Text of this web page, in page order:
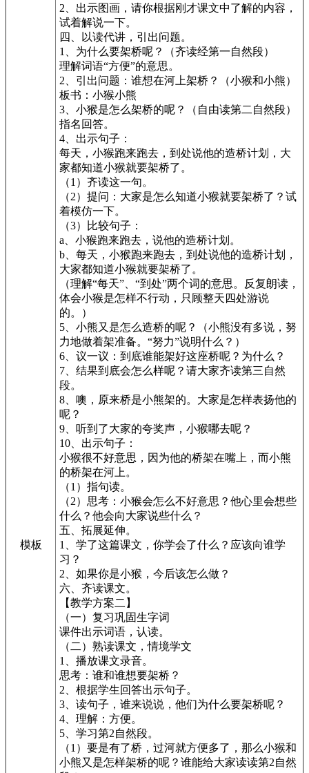
模板
2、出示图画，请你根据刚才课文中了解的内容，
试着解说一下。
四、以读代讲，引出问题。
1、为什么要架桥呢？（齐读经第一自然段）
理解词语“方便”的意思。
2、引出问题：谁想在河上架桥？（小猴和小熊）
板书：小猴小熊
3、小猴是怎么架桥的呢？（自由读第二自然段）
指名回答。
4、出示句子：
每天，小猴跑来跑去，到处说他的造桥计划，大
家都知道小猴就要架桥了。
（1）齐读这一句。
（2）提问：大家是怎么知道小猴就要架桥了？试
着模仿一下。
（3）比较句子：
a、小猴跑来跑去，说他的造桥计划。
b、每天，小猴跑来跑去，到处说他的造桥计划，
大家都知道小猴就要架桥了。
（理解“每天”、“到处”两个词的意思。反复朗读，
体会小猴是怎样不行动，只顾整天四处游说
的。）
5、小熊又是怎么造桥的呢？（小熊没有多说，努
力地做着架准备。“努力”说明什么？）
6、议一议：到底谁能架好这座桥呢？为什么？
7、结果到底会怎么样呢？请大家齐读第三自然
段。
8、噢，原来桥是小熊架的。大家是怎样表扬他的
呢？
9、听到了大家的夸奖声，小猴哪去呢？
10、出示句子：
小猴很不好意思，因为他的桥架在嘴上，而小熊
的桥架在河上。
（1）指句读。
（2）思考：小猴会怎么不好意思？他心里会想些
什么？他会向大家说些什么？
五、拓展延伸。
1、学了这篇课文，你学会了什么？应该向谁学
习？
2、如果你是小猴，今后该怎么做？
六、齐读课文。
【教学方案二】
（一）复习巩固生字词
课件出示词语，认读。
（二）熟读课文，情境学文
1、播放课文录音。
思考：谁和谁想要架桥？
2、根据学生回答出示句子。
3、读句子，谁来说说，他们为什么要架桥呢？
4、理解：方便。
5、学习第2自然段。
（1）要是有了桥，过河就方便多了，那么小猴和
小熊又是怎样架桥的呢？谁能给大家读读第2自然